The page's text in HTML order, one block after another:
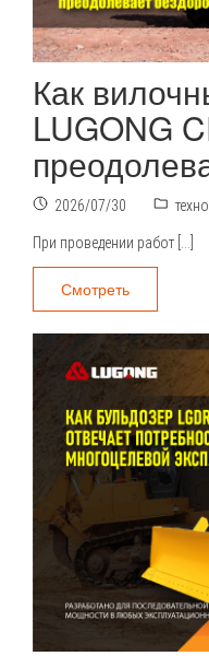
Как
LUGONG
2026/07/30
При проведении работ […]
Смотреть